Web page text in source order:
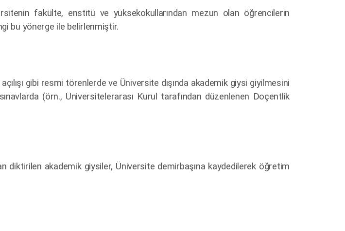
fakülte, enstitü ve yüksekokullarından mezun olan öğrencilerin
bu yönerge ile belirlenmiştir.
gibi resmi törenlerde ve Üniversite dışında akademik giysi giyilmesini
(örn., Üniversitelerarası Kurul tarafından düzenlenen Doçentlik
akademik giysiler, Üniversite demirbaşına kaydedilerek öğretim